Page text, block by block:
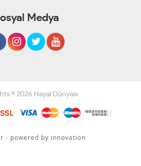
Medya
© 2026 Hayal Dünyası
- powered by innovation